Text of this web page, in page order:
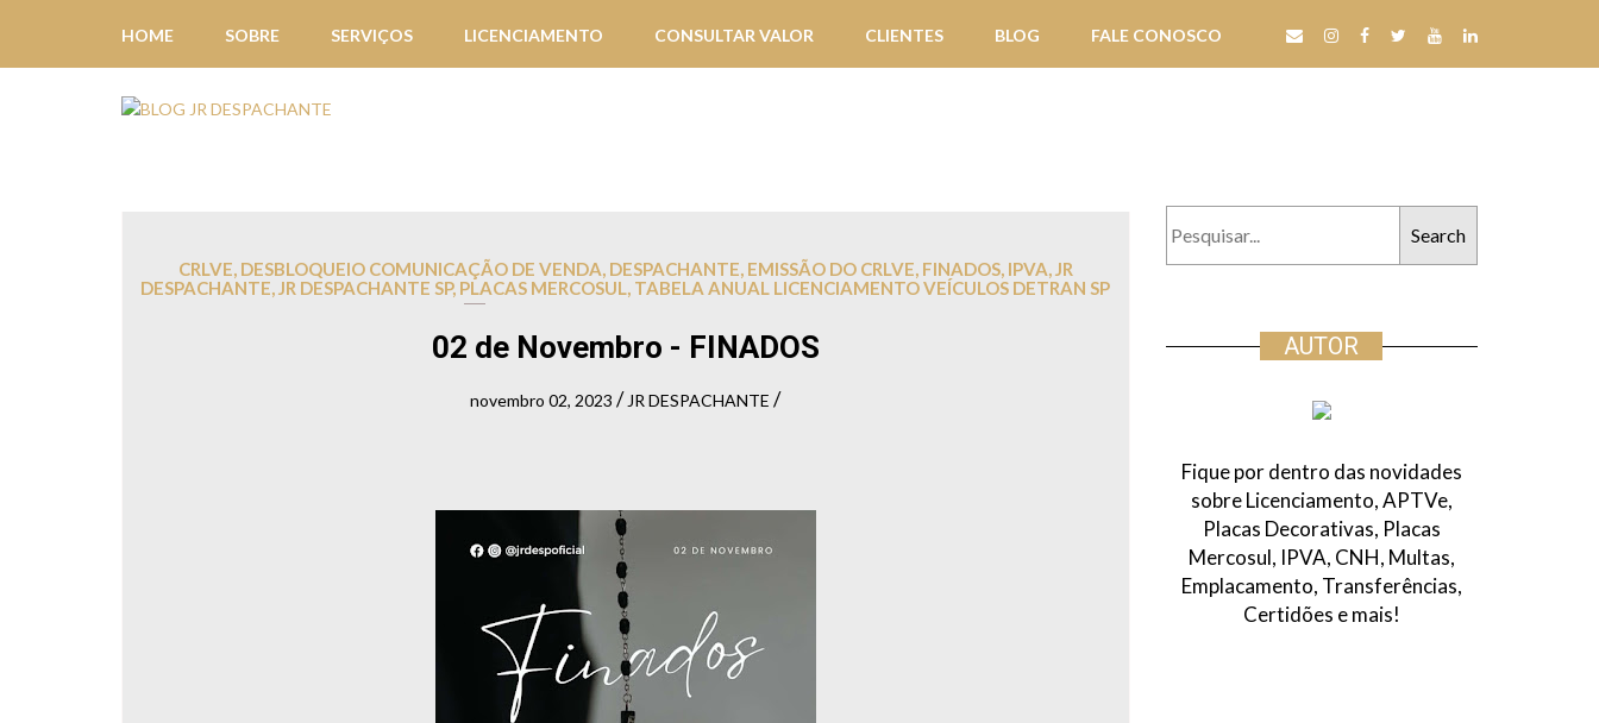
HOME SOBRE SERVIÇOS LICENCIAMENTO CONSULTAR VALOR CLIENTES BLOG FALE CONOSCO
CRLVE, DESBLOQUEIO COMUNICAÇÃO DE VENDA, DESPACHANTE, EMISSÃO DO CRLVE, FINADOS, IPVA,JR
DESPACHANTE,JR DESPACHANTE SP, PLACAS MERCOSUL, TABELA ANUAL LICENCIAMENTO VEÍCULOS DETRAN SP
02 de Novembro - FINADOS
novembro 02, 2023 / JR DESPACHANTE /
:
AUTOR
Fique por dentro das novidades
sobre Licenciamento, APTVe,
Placas Decorativas, Placas
Mercosul, IPVA, CNH, Multas,
Emplacamento, Transferências,
Certidões e mais!